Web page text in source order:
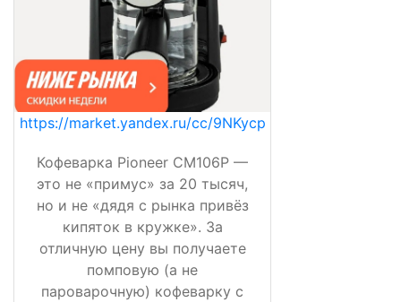
https://market.yandex.ru/cc/9NKycp
Кофеварка Pioneer CM106P —
это не «примус» за 20 тысяч,
но и не «дядя с рынка привёз
кипяток в кружке». За
отличную цену вы получаете
помповую (а не
пароварочную) кофеварку с